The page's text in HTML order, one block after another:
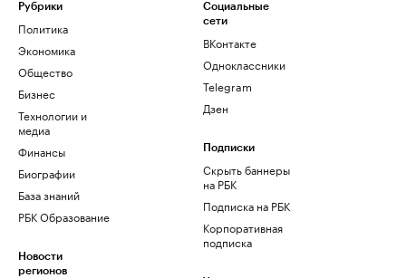
Рубрики
Политика
Экономика
Общество
Бизнес
Технологии и
медиа
Финансы
Биографии
База знаний
РБК Образование
Новости
регионов
Социальные
сети
ВКонтакте
Одноклассники
Telegram
Дзен
Подписки
Скрыть баннеры
на РБК
Подписка на РБК
Корпоративная
подписка